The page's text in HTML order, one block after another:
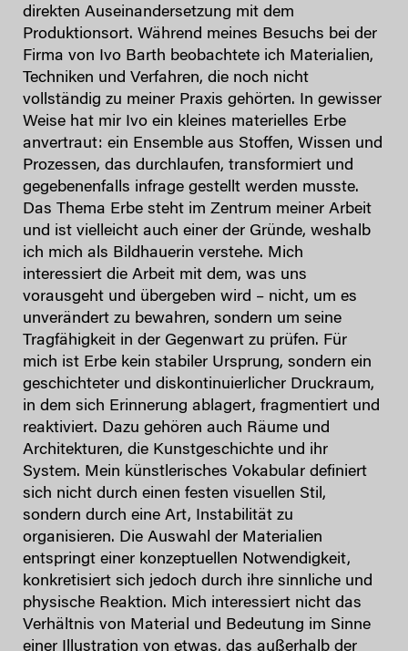
direkten Auseinandersetzung mit dem
Produktionsort. Während meines Besuchs bei der
Firma von Ivo Barth beobachtete ich Materialien,
Techniken und Verfahren, die noch nicht
vollständig zu meiner Praxis gehörten. In gewisser
Weise hat mir Ivo ein kleines materielles Erbe
anvertraut: ein Ensemble aus Stoffen, Wissen und
Prozessen, das durchlaufen, transformiert und
gegebenenfalls infrage gestellt werden musste.
Das Thema Erbe steht im Zentrum meiner Arbeit
und ist vielleicht auch einer der Gründe, weshalb
ich mich als Bildhauerin verstehe. Mich
interessiert die Arbeit mit dem, was uns
vorausgeht und übergeben wird – nicht, um es
unverändert zu bewahren, sondern um seine
Tragfähigkeit in der Gegenwart zu prüfen. Für
mich ist Erbe kein stabiler Ursprung, sondern ein
geschichteter und diskontinuierlicher Druckraum,
in dem sich Erinnerung ablagert, fragmentiert und
reaktiviert. Dazu gehören auch Räume und
Architekturen, die Kunstgeschichte und ihr
System. Mein künstlerisches Vokabular definiert
sich nicht durch einen festen visuellen Stil,
sondern durch eine Art, Instabilität zu
organisieren. Die Auswahl der Materialien
entspringt einer konzeptuellen Notwendigkeit,
konkretisiert sich jedoch durch ihre sinnliche und
physische Reaktion. Mich interessiert nicht das
Verhältnis von Material und Bedeutung im Sinne
einer Illustration von etwas, das außerhalb der